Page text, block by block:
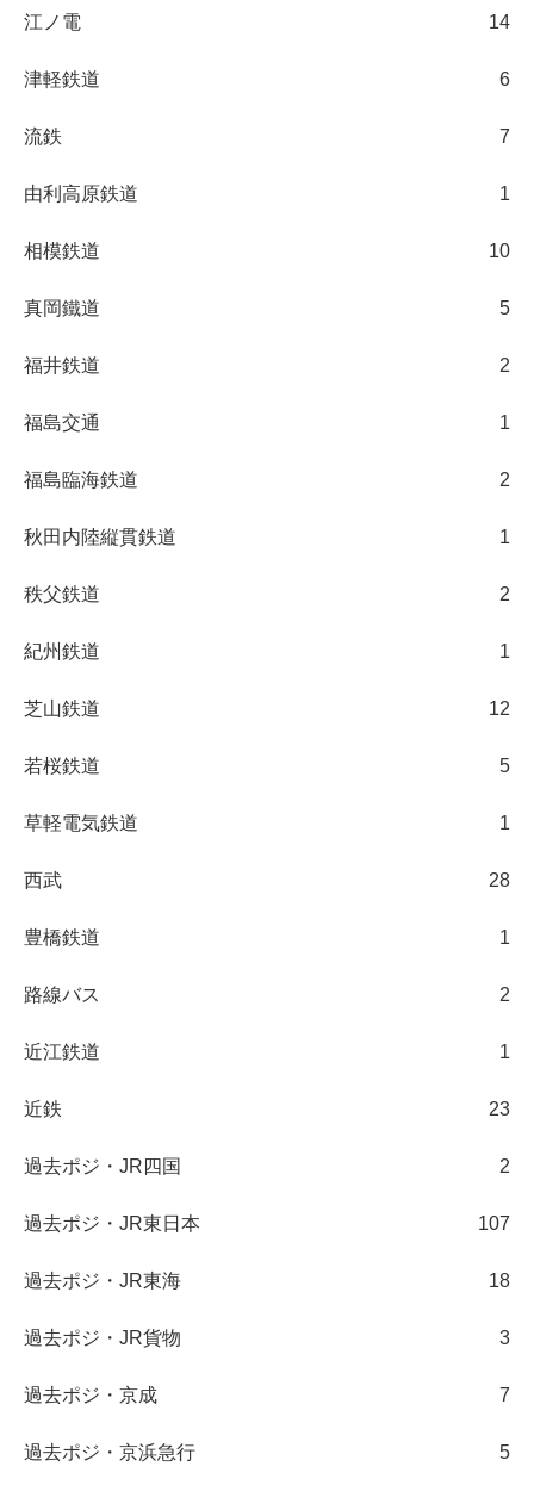
江ノ電 14
津軽鉄道 6
流鉄 7
由利高原鉄道 1
相模鉄道 10
真岡鐵道 5
福井鉄道 2
福島交通 1
福島臨海鉄道 2
秋田内陸縦貫鉄道 1
秩父鉄道 2
紀州鉄道 1
芝山鉄道 12
若桜鉄道 5
草軽電気鉄道 1
西武 28
豊橋鉄道 1
路線バス 2
近江鉄道 1
近鉄 23
過去ポジ・JR四国 2
過去ポジ・JR東日本 107
過去ポジ・JR東海 18
過去ポジ・JR貨物 3
過去ポジ・京成 7
過去ポジ・京浜急行 5